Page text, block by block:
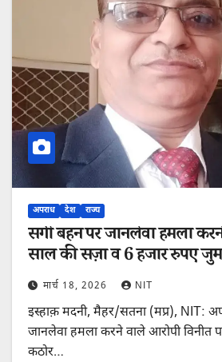
अपराध देश राज्य
सगी बहन पर जानलेवा हमला
साल की सज़ा व 6 हजार रुपए
मार्च 18, 2026 NIT
इस्हाक़ मदनी, मैहर/सतना (मप्र), NIT:
जानलेवा हमला करने वाले आरोपी विनीत
कठोर…